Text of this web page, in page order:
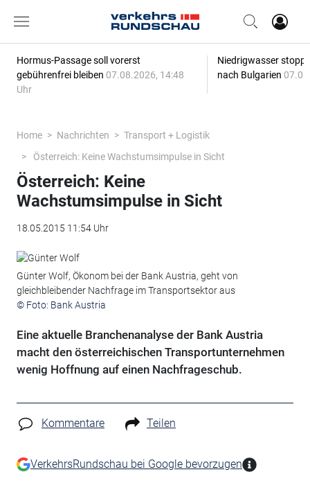
Hormus-Passage soll vorerst
gebührenfrei bleiben 07.08.2026, 14:48
Uhr
Niedrigwasser
nach Bulgarien
Home Nachrichten
Transport + Logistik
Österreich: Keine Wachstumsimpulse in Sicht
Österreich: Keine
Wachstumsimpulse in Sicht
18.05.2015 11:54 Uhr
Günter Wolf, Ökonom bei der Bank Austria, geht von
gleichbleibender Nachfrage im Transportsektor aus
© Foto: Bank Austria
Eine aktuelle Branchenanalyse der Bank Austria
macht den österreichischen Transportunternehmen
wenig Hoffnung auf einen Nachfrageschub.
Kommentare Teilen
VerkehrsRundschau bei Google bevorzugen